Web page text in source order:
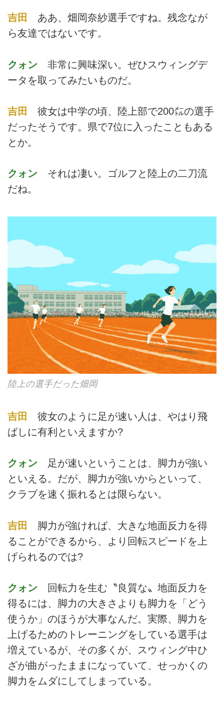
ィングかを読み解いてみよう。今
週の通勤GDはDr.クォンの反力打
法 Vol.43
吉田
ああ、畑岡奈紗選手ですね。残念なが
ら友達ではないです。
クォン 非常に興味深い。ぜひスウィングデ
ータを取ってみたいものだ。
吉田
彼女は中学の頃、陸上部で200㍍の選手
だったそうです。県で7位に入ったこともある
とか。
クォン それは凄い。ゴルフと陸上の二刀流
だね。
陸上の選手だった畑岡
吉田
彼女のように足が速い人は、やはり飛
ばしに有利といえますか?
クォン 足が速いということは、脚力が強い
といえる。だが、脚力が強いからといって、
クラブを速く振れるとは限らない。
吉田
脚力が強ければ、大きな地面反力を得
ることができるから、より回転スピードを上
げられるのでは?
クォン 回転力を生む〝良質な〟地面反力を
得るには、脚力の大きさよりも脚力を「どう
使うか」のほうが大事なんだ。実際、脚力を
上げるためのトレーニングをしている選手は
増えているが、その多くが、スウィング中ひ
ざが曲がったままになっていて、せっかくの
脚力をムダにしてしまっている。